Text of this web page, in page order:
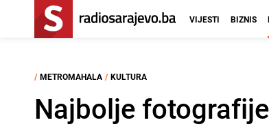
VIJESTI BIZNIS
/ METROMAHALA / KULTURA
Najbolje